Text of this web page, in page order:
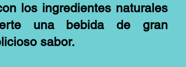
los ingredientes naturales
una bebida de gran
sabor.